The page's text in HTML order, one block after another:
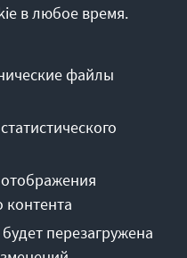
соглашение
Barriere melden
в любое время.
файлы
контента
перезагружена